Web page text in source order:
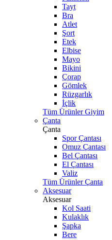
Tayt
Bra
Atlet
Şort
Etek
Elbise
Mayo
Bikini
Çorap
Gömlek
Rüzgarlık
İçlik
Tüm Ürünler Giyim
Çanta
Çanta
Spor Çantası
Omuz Çantası
Bel Çantası
El Çantası
Valiz
Tüm Ürünler Çanta
Aksesuar
Aksesuar
Kol Saati
Kulaklık
Şapka
Bere